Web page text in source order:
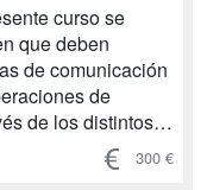
curso se
que deben
de comunicación
de
de los distintos
y
de calidad de
300 €